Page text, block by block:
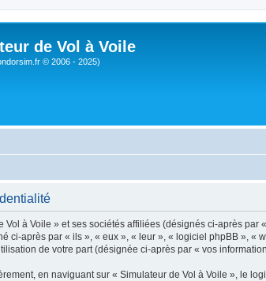
de Vol à Voile
© 2006 - 2025)
à Voile » et ses sociétés affiliées (désignés ci-après par
ci-après par « ils », « eux », « leur », « logiciel phpBB »,
de votre part (désignée ci-après par « vos
en naviguant sur « Simulateur de Vol à Voile », le